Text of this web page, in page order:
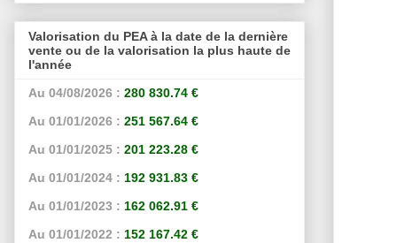
Valorisation du PEA à la date de la dernière
vente ou de la valorisation la plus haute de
l'année
Au 04/08/2026 : 280 830.74 €
Au 01/01/2026 : 251 567.64 €
Au 01/01/2025 : 201 223.28 €
Au 01/01/2024 : 192 931.83 €
Au 01/01/2023 : 162 062.91 €
Au 01/01/2022 : 152 167.42 €